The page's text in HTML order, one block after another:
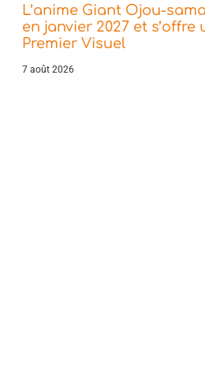
L’anime Giant Ojou-
en janvier 2027 et s’offre
Premier Visuel
7 août 2026